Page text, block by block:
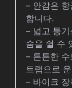
– 안감은
합니다.
– 넓고 통
숨을 쉴 수
– 튼튼한
트랩으로
– 바이크